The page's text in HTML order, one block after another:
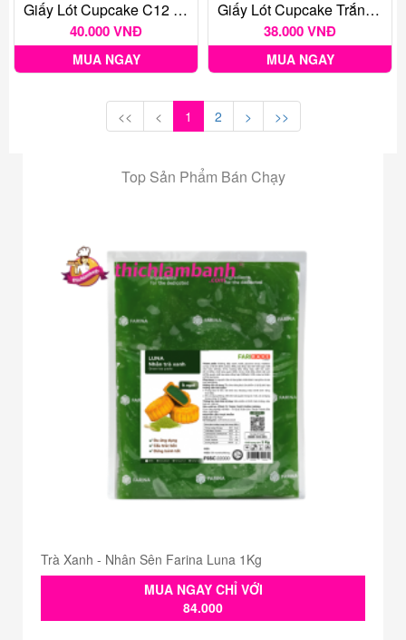
Giấy Lót Cupcake C12 ĐẠI 350 - Giấy Lót Bánh Bánh Bao
40.000 VNĐ
MUA NGAY
Giấy Lót Cupcake Trắng Trơn C10 - Cây 350 Tờ
38.000 VNĐ
MUA NGAY
<< < 1 2 > >>
Top Sản Phẩm Bán Chạy
Trà Xanh - Nhân Sên Farina Luna 1Kg
MUA NGAY CHỈ VỚI
84.000